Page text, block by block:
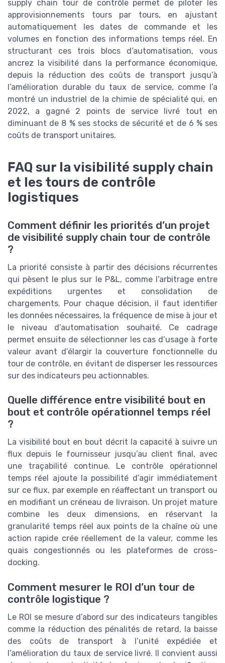
supply chain tour de contrôle permet de piloter les
approvisionnements tours par tours, en ajustant
automatiquement les dates de commande et les
volumes en fonction des informations temps réel. En
structurant ces trois blocs d’automatisation, vous
ancrez la visibilité dans la performance économique,
depuis la réduction des coûts de transport jusqu’à
l’amélioration durable du taux de service, comme l’a
montré un industriel de la chimie de spécialité qui, en
2022, a gagné 2 points de service livré tout en
diminuant de 8 % ses stocks de sécurité et de 6 % ses
coûts de transport unitaires.
FAQ sur la visibilité supply chain
et les tours de contrôle
logistiques
Comment définir les priorités d’un projet
de visibilité supply chain tour de contrôle
?
La priorité consiste à partir des décisions récurrentes
qui pèsent le plus sur le P&L, comme l’arbitrage entre
expéditions urgentes et consolidation de
chargements. Pour chaque décision, il faut identifier
les données nécessaires, la fréquence de mise à jour et
le niveau d’automatisation souhaité. Ce cadrage
permet ensuite de sélectionner les cas d’usage à forte
valeur avant d’élargir la couverture fonctionnelle du
tour de contrôle, en évitant de disperser les ressources
sur des indicateurs peu actionnables.
Quelle différence entre visibilité bout en
bout et contrôle opérationnel temps réel
?
La visibilité bout en bout décrit la capacité à suivre un
flux depuis le fournisseur jusqu’au client final, avec
une traçabilité continue. Le contrôle opérationnel
temps réel ajoute la possibilité d’agir immédiatement
sur ce flux, par exemple en réaffectant un transport ou
en modifiant un créneau de livraison. Un projet mature
combine les deux dimensions, en réservant la
granularité temps réel aux points de la chaîne où une
action rapide crée réellement de la valeur, comme les
quais congestionnés ou les plateformes de cross-
docking.
Comment mesurer le ROI d’un tour de
contrôle logistique ?
Le ROI se mesure d’abord sur des indicateurs tangibles
comme la réduction des pénalités de retard, la baisse
des coûts de transport à l’unité expédiée et
l’amélioration du taux de service livré. Il convient aussi
TOP 10 des
solutions IA pour la
logistique
Téléchargez gratuitement le livre
blanc
➔ Télécharger
* En remplissant ce formulaire, j’accepte d’être
contacté(e) à des fins commerciales par CLO at WORK ! et
ses partenaires.